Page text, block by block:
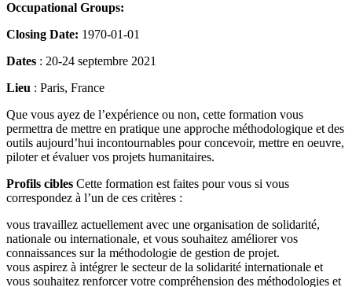
Occupational Groups:
Closing Date: 1970-01-01
Dates : 20-24 septembre 2021
Lieu : Paris, France
Que vous ayez de l’expérience ou non, cette formation vous
permettra de mettre en pratique une approche méthodologique et des
outils aujourd’hui incontournables pour concevoir, mettre en oeuvre,
piloter et évaluer vos projets humanitaires.
Profils cibles Cette formation est faites pour vous si vous
correspondez à l’un de ces critères :
vous travaillez actuellement avec une organisation de solidarité,
nationale ou internationale, et vous souhaitez améliorer vos
connaissances sur la méthodologie de gestion de projet.
vous aspirez à intégrer le secteur de la solidarité internationale et
vous souhaitez renforcer votre compréhension des méthodologies et